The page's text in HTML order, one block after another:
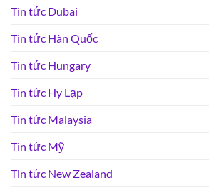
Tin tức Dubai
Tin tức Hàn Quốc
Tin tức Hungary
Tin tức Hy Lạp
Tin tức Malaysia
Tin tức Mỹ
Tin tức New Zealand